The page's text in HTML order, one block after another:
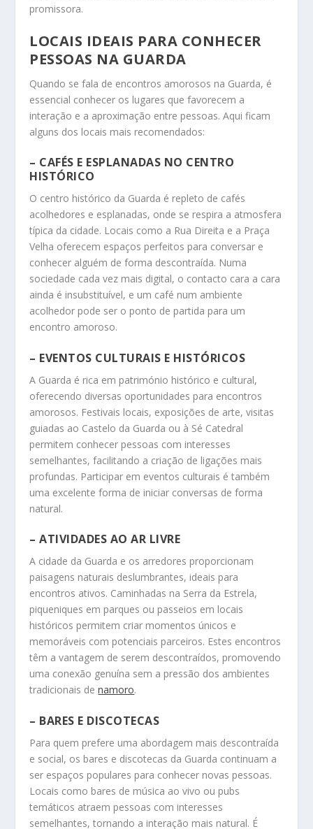
promissora.
LOCAIS IDEAIS PARA CONHECER
PESSOAS NA GUARDA
Quando se fala de encontros amorosos na Guarda, é
essencial conhecer os lugares que favorecem a
interação e a aproximação entre pessoas. Aqui ficam
alguns dos locais mais recomendados:
– CAFÉS E ESPLANADAS NO CENTRO
HISTÓRICO
O centro histórico da Guarda é repleto de cafés
acolhedores e esplanadas, onde se respira a atmosfera
típica da cidade. Locais como a Rua Direita e a Praça
Velha oferecem espaços perfeitos para conversar e
conhecer alguém de forma descontraída. Numa
sociedade cada vez mais digital, o contacto cara a cara
ainda é insubstituível, e um café num ambiente
acolhedor pode ser o ponto de partida para um
encontro amoroso.
– EVENTOS CULTURAIS E HISTÓRICOS
A Guarda é rica em património histórico e cultural,
oferecendo diversas oportunidades para encontros
amorosos. Festivais locais, exposições de arte, visitas
guiadas ao Castelo da Guarda ou à Sé Catedral
permitem conhecer pessoas com interesses
semelhantes, facilitando a criação de ligações mais
profundas. Participar em eventos culturais é também
uma excelente forma de iniciar conversas de forma
natural.
– ATIVIDADES AO AR LIVRE
A cidade da Guarda e os arredores proporcionam
paisagens naturais deslumbrantes, ideais para
encontros ativos. Caminhadas na Serra da Estrela,
piqueniques em parques ou passeios em locais
históricos permitem criar momentos únicos e
memoráveis com potenciais parceiros. Estes encontros
têm a vantagem de serem descontraídos, promovendo
uma conexão genuína sem a pressão dos ambientes
tradicionais denamoro.
– BARES E DISCOTECAS
Para quem prefere uma abordagem mais descontraída
e social, os bares e discotecas da Guarda continuam a
ser espaços populares para conhecer novas pessoas.
Locais como bares de música ao vivo ou pubs
temáticos atraem pessoas com interesses
semelhantes, tornando a interação mais natural. É